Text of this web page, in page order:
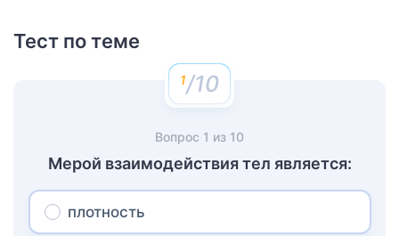
Тест по теме
/10
Вопрос 1 из 10
Мерой взаимодействия тел является:
плотность